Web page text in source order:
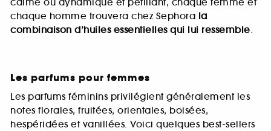
calme ou dynamique et pétillant, chaque femme et
chaque homme trouvera chez Sephora la
combinaison d’huiles essentielles qui lui ressemble.
Les parfums pour femmes
Les parfums féminins privilégient généralement les
notes florales, fruitées, orientales, boisées,
hespéridées et vanillées. Voici quelques best-sellers